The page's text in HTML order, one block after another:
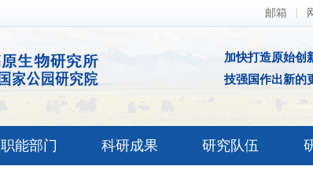
邮箱
加快打造原始创
技强国作出新的
职能部门 科研成果 研究队伍